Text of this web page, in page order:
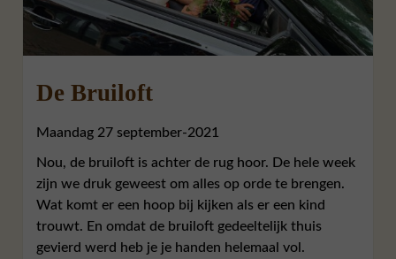
De Bruiloft
Maandag 27 september-2021
Nou, de bruiloft is achter de rug hoor. De hele week
zijn we druk geweest om alles op orde te brengen.
Wat komt er een hoop bij kijken als er een kind
trouwt. En omdat de bruiloft gedeeltelijk thuis
gevierd werd heb je je handen helemaal vol.